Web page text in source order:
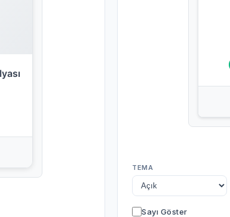
TEMA
Sayı Göster